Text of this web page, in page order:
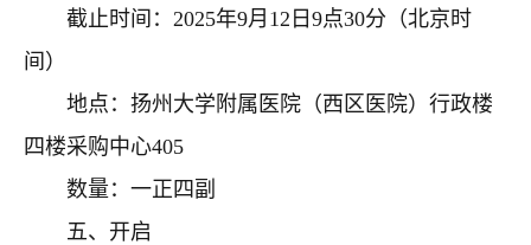
截止时间： 2025年9月 12 日 9点30分（北京时
间）
地点：扬州大学附属医院（西区医院）行政楼
四楼采购中心405
数量：一正四副
五、开启